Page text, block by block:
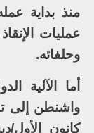
عمليات
وحلفائه.
أما الآلية
واشنطن إلى